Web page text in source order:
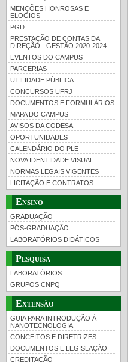
LOCALIZAÇÃO
MENÇÕES HONROSAS E
ELOGIOS
PGD
PRESTAÇÃO DE CONTAS DA
DIREÇÃO - GESTÃO 2020-2024
EVENTOS DO CAMPUS
PARCERIAS
UTILIDADE PÚBLICA
CONCURSOS UFRJ
DOCUMENTOS E FORMULÁRIOS
MAPA DO CAMPUS
AVISOS DA CODESA
OPORTUNIDADES
CALENDÁRIO DO PLE
NOVA IDENTIDADE VISUAL
NORMAS LEGAIS VIGENTES
LICITAÇÃO E CONTRATOS
Ensino
GRADUAÇÃO
PÓS-GRADUAÇÃO
LABORATÓRIOS DIDÁTICOS
Pesquisa
LABORATÓRIOS
GRUPOS CNPQ
Extensão
GUIA PARA INTRODUÇÃO À
NANOTECNOLOGIA
CONCEITOS E DIRETRIZES
DOCUMENTOS E LEGISLAÇÃO
UFRJ 100 anos